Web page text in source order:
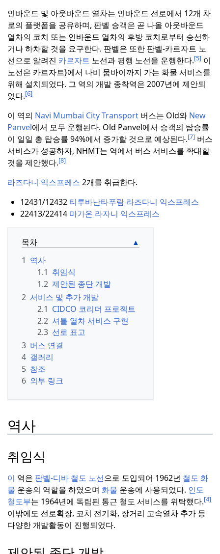
인바운드 및 아웃바운드 열차는 인바운드 선로에서 12개 차
로의 플랫폼을 공유하며, 판벨 승객은 곧 나올 아웃바운드
열차의 코치 또는 인바운드 열차의 후방 코치로부터 승선하
거나 하차할 것을 요구한다. 판벨은 또한 판벨-카르자트 노
선으로 알려진 카르자트 노선과 평행 노선을 운행한다.[5] 이
노선은 카르자트}에서 나비 뭄바이까지 가는 화물 서비스를
위해 설치되었다. 그 역의 개발 종착역은 2007년에 제안되
었다.[6]
이 역의 Navi Mumbai City Transport 버스는 Old와 New
Panvel에서 모두 운행된다. Old Panvel에서 승객의 탑승률
이 일일 총 탑승률 94%에서 증가할 것으로 예상된다.[7] 버스
서비스가 성공하자, NHMT는 역에서 버스 서비스를 확대할
것을 제안했다.[8]
라즈다니 익스프레스 2개를 취급한다.
12431/12432 티루바난타푸람 라즈다니 익스프레스
22413/22414 마가온 라자니 익스프레스
목차
1 역사
1.1 취임식
1.2 제안된 종단 개발
2 서비스 및 추가 개발
2.1 CIDCO 코리더 프로젝트
2.2 셔틀 열차 서비스 구현
2.3 선로 표고
3 버스 연결
4 갤러리
5 참조
6 외부 링크
역사
취임식
이 역은 판벨-디바 철도 노선으로 도입되어 1962년 철도 화
물 운송의 역할을 하였으며 화물 운송에 사용되었다. 인도
철도부는 1964년에 독립된 통근 철도 서비스를 위탁했다.[4]
이밖에도 선로확장, 코치 전기화, 장거리 고속열차 추가 등
다양한 개발활동이 진행되었다.